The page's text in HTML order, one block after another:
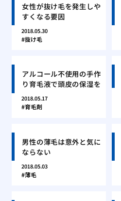
女性が抜け毛を発生しや
すくなる要因
2018.05.30
抜け毛
アルコール不使用の手作
り育毛液で頭皮の保湿を
2018.05.17
育毛剤
男性の薄毛は意外と気に
ならない
2018.05.03
薄毛